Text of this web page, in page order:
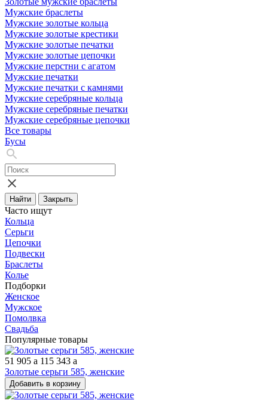
Мужские браслеты
Мужские золотые кольца
Мужские золотые крестики
Мужские золотые печатки
Мужские золотые цепочки
Мужские перстни с агатом
Мужские печатки
Мужские печатки с камнями
Мужские серебряные кольца
Мужские серебряные печатки
Мужские серебряные цепочки
Все товары
Бусы
Найти Закрыть
Часто ищут
Кольца
Серьги
Цепочки
Подвески
Браслеты
Колье
Подборки
Женское
Мужское
Помолвка
Свадьба
Популярные товары
51 905 a 115 343 a
Золотые серьги 585, женские
Добавить в корзину